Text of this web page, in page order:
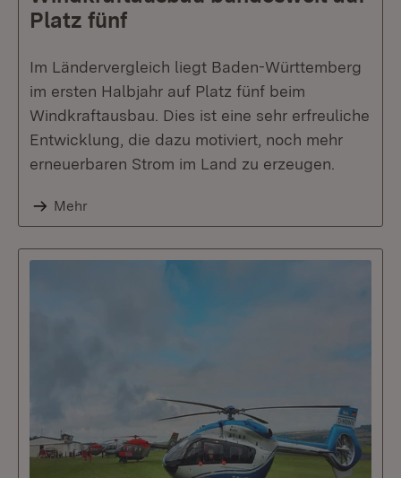
Platz fünf
Im Ländervergleich liegt Baden-Württemberg
im ersten Halbjahr auf Platz fünf beim
Windkraftausbau. Dies ist eine sehr erfreuliche
Entwicklung, die dazu motiviert, noch mehr
erneuerbaren Strom im Land zu erzeugen.
Mehr